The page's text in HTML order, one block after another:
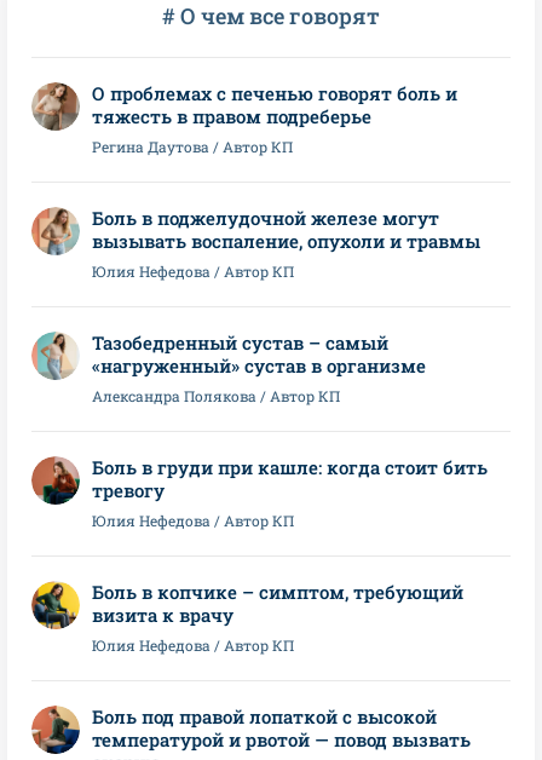
# О чем все говорят
О проблемах с печенью говорят боль и
тяжесть в правом подреберье
Регина Даутова / Автор КП
Боль в поджелудочной железе могут
вызывать воспаление, опухоли и травмы
Юлия Нефедова / Автор КП
Тазобедренный сустав – самый
«нагруженный» сустав в организме
Александра Полякова / Автор КП
Боль в груди при кашле: когда стоит бить
тревогу
Юлия Нефедова / Автор КП
Боль в копчике – симптом, требующий
визита к врачу
Юлия Нефедова / Автор КП
Боль под правой лопаткой с высокой
температурой и рвотой — повод вызвать